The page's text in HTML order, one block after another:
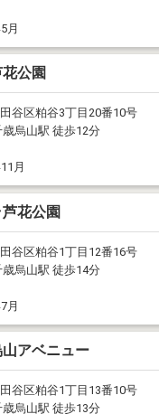
月
公園
谷区粕谷3丁目20番10号
烏山駅 徒歩12分
月
花公園
谷区粕谷1丁目12番16号
烏山駅 徒歩14分
月
アベニュー
谷区粕谷1丁目13番10号
烏山駅 徒歩13分